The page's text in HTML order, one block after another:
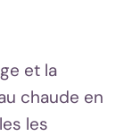
et la
chaude en
les